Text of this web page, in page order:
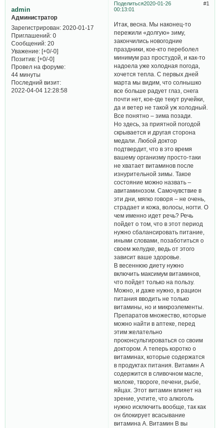
Поделиться 1
2020-01-26
00:13:01
admin
Администратор
Зарегистрирован: 2020-01-17
Приглашений:0
Сообщений:20
Уважение: [+0/-0]
Позитив: [+0/-0]
Провел на форуме:
44 минуты
Последний визит:
2022-04-04 12:28:58
Итак, весна. Мы наконец-то
пережили «долгую» зиму,
закончились новогодние
праздники, кое-кто переболел
минимум раз простудой, и как-то
надоела уже холодная погода,
хочется тепла. С первых дней
марта мы видим, что солнышко
все больше радует глаз, снега
почти нет, кое-где текут ручейки,
да и ветер не такой уж холодный.
Все понятно – зима позади.
Но здесь, за приятной погодой
скрывается и другая сторона
медали. Любой доктор
подтвердит, что в это время
вашему организму просто-таки
не хватает витаминов после
изнурительной зимы. Такое
состояние можно назвать –
авитаминозом. Самочувствие в
эти дни, мягко говоря – не очень,
страдает и кожа, волосы, ногти. О
чем именно идет речь? Речь
пойдет о том, что в этот период
нужно сбалансировать питание,
иными словами, позаботиться о
своем желудке, ведь от этого
зависит ваше здоровье.
В весеннюю диету нужно
включить максимум витаминов,
что пойдет только на пользу.
Можно, и даже нужно, в рацион
питания вводить не только
витамины, но и микроэлементы.
Препаратов множество, которые
можно найти в аптеке, перед
этим желательно
проконсультироваться со своим
доктором. А теперь коротко о
витаминах, которые содержатся
в продуктах питания. Витамин А
содержится в сливочном масле,
молоке, твороге, печени, рыбе,
яйцах. Этот витамин влияет на
зрение, учтите, что алкоголь
нужно исключить вообще, так как
он блокирует всасывание
витамина А. Витамин В вы